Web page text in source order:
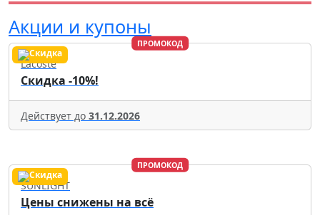
Акции и купоны
ПРОМОКОД
Lacoste
Скидка -10%!
Действует до 31.12.2026
ПРОМОКОД
SUNLIGHT
Цены снижены на всё